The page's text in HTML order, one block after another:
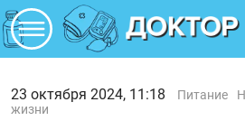
23 октября 2024, 11:18 Питание
жизни